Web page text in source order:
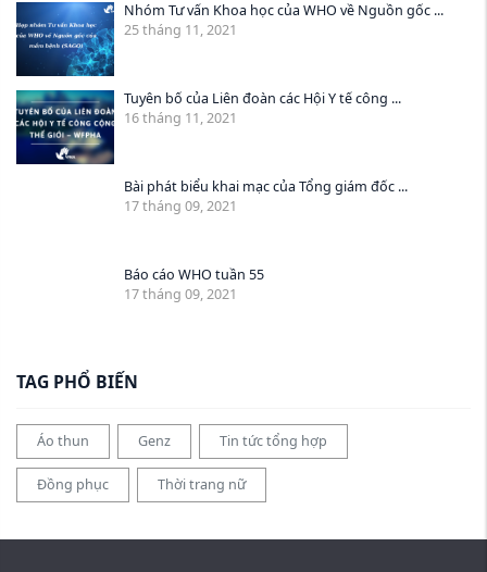
Nhóm Tư vấn Khoa học của WHO về Nguồn gốc ...
25 tháng 11, 2021
Tuyên bố của Liên đoàn các Hội Y tế công ...
16 tháng 11, 2021
Bài phát biểu khai mạc của Tổng giám đốc ...
17 tháng 09, 2021
Báo cáo WHO tuần 55
17 tháng 09, 2021
TAG PHỔ BIẾN
Áo thun Genz Tin tức tổng hợp
Đồng phục Thời trang nữ